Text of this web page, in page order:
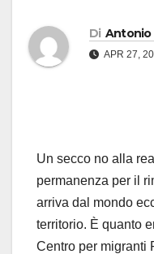
Di Antonio
APR 27,
Un secco no alla
permanenza per il
arriva dal mondo
territorio. È quanto
Centro per migranti